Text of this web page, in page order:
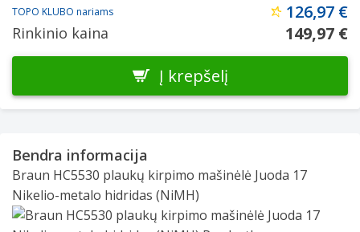
TOPO KLUBO nariams 126,97 €
Rinkinio kaina
149,97 €
Į krepšelį
Bendra informacija
Braun HC5530 plaukų kirpimo mašinėlė Juoda 17
Nikelio-metalo hidridas (NiMH)